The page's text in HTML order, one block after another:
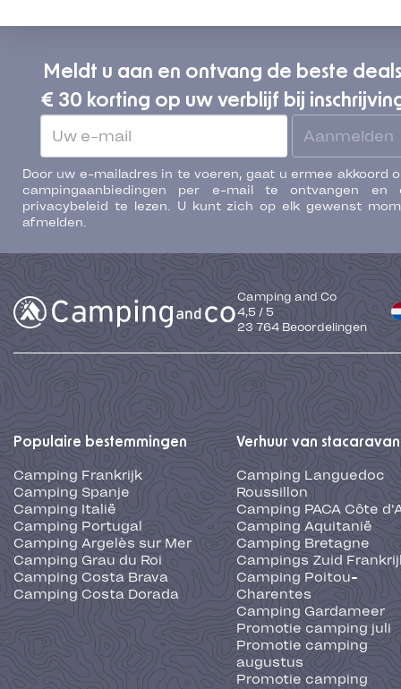
Meldt u aan en ontvang de beste deals
€ 30 korting op uw verblijf bij
Aanmelden
Door uw e-mailadres in te voeren, gaat u ermee akkoord
campingaanbiedingen per e-mail te ontvangen en
privacybeleid te lezen. U kunt zich op elk gewenst
afmelden.
Camping and Co
4,5/5
23 764Beoordelingen
Populaire bestemmingen
Camping Frankrijk
Camping Spanje
Camping Italië
Camping Portugal
Camping Argelès sur Mer
Camping Grau du Roi
Camping Costa Brava
Camping Costa Dorada
Verhuur van
Camping Languedoc
Roussillon
Camping PACA Côte
Camping Aquitanië
Camping Bretagne
Campings Zuid
Camping Poitou-
Charentes
Camping Gardameer
Promotie camping juli
Promotie camping
augustus
Promotie camping